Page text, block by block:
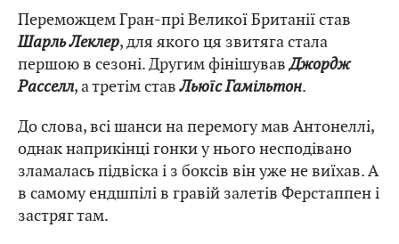
Переможцем Гран-прі Великої Британії став
Шарль Леклер, для якого ця звитяга стала
першою в сезоні. Другим фінішувавДжордж
Расселл, а третім ставЛьюїс Гамільтон.
До слова, всі шанси на перемогу мав Антонеллі,
однак наприкінці гонки у нього несподівано
зламалась підвіска і з боксів він уже не виїхав. А
в самому ендшпілі в гравій залетів Ферстаппен і
застряг там.